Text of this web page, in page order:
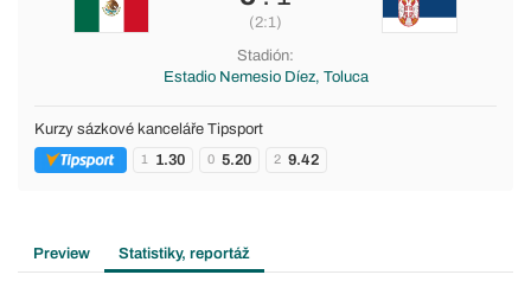
(2:1)
Stadión:
Estadio Nemesio Díez, Toluca
Kurzy sázkové kanceláře Tipsport
1 1.30 0 5.20 2 9.42
Preview Statistiky, reportáž